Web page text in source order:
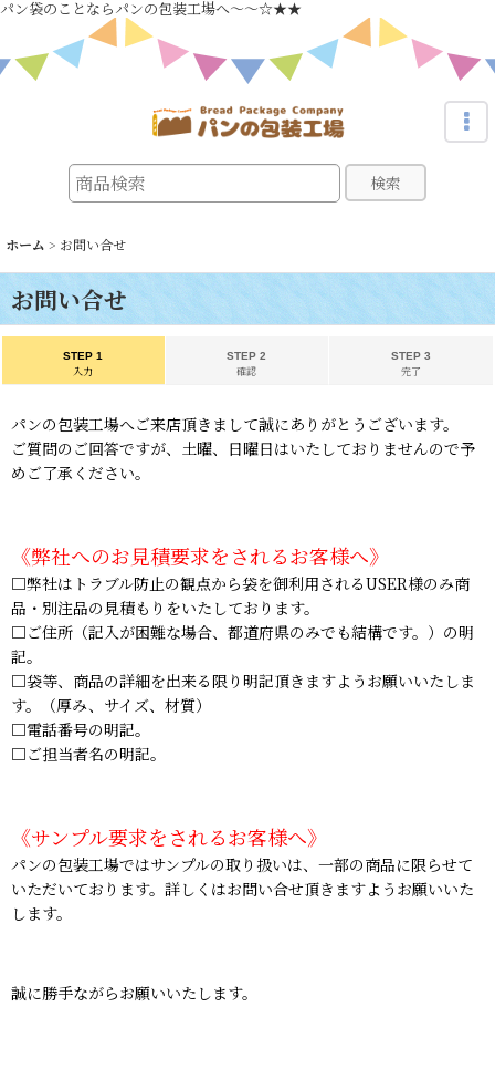
パン袋のことならパンの包装工場へ～～☆★★
検索
ホーム > お問い合せ
お問い合せ
STEP 1
入力
STEP 2
確認
STEP 3
完了
パンの包装工場へご来店頂きまして誠にありがとうございます。
ご質問のご回答ですが、土曜、日曜日はいたしておりませんので予
めご了承ください。
《弊社へのお見積要求をされるお客様へ》
□弊社はトラブル防止の観点から袋を御利用されるUSER様のみ商
品・別注品の見積もりをいたしております。
□ご住所（記入が困難な場合、都道府県のみでも結構です。）の明
記。
□袋等、商品の詳細を出来る限り明記頂きますようお願いいたしま
す。（厚み、サイズ、材質）
□電話番号の明記。
□ご担当者名の明記。
《サンプル要求をされるお客様へ》
パンの包装工場ではサンプルの取り扱いは、一部の商品に限らせて
いただいております。詳しくはお問い合せ頂きますようお願いいた
します。
誠に勝手ながらお願いいたします。